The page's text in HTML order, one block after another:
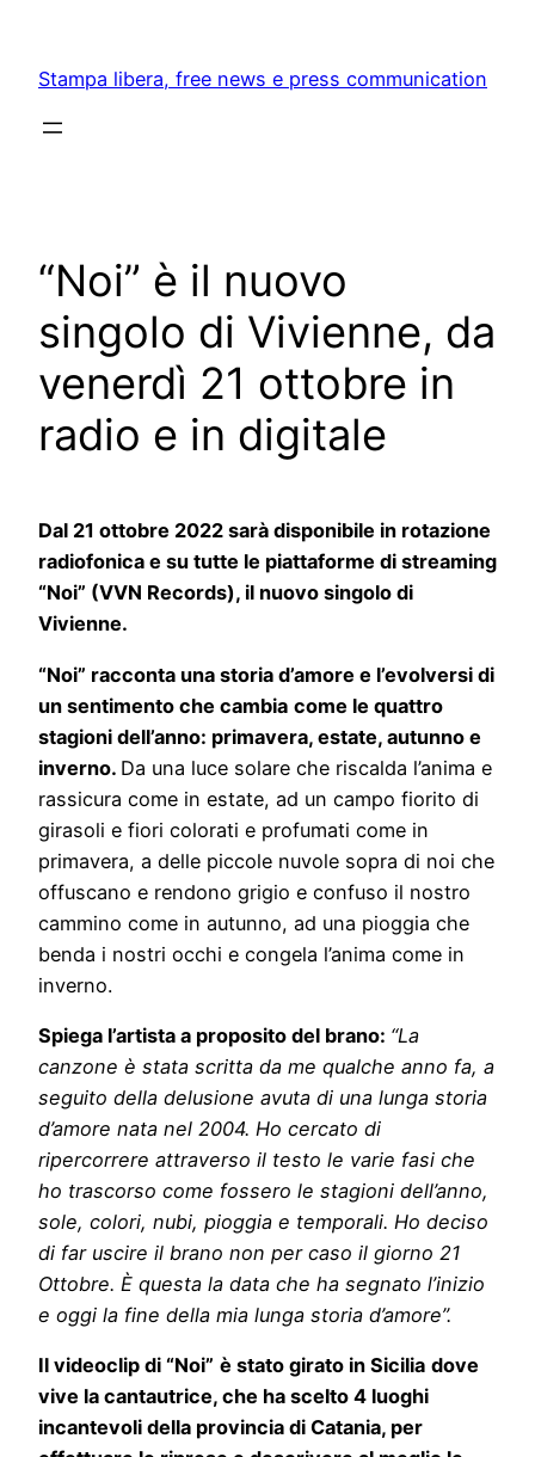
content
Stampa libera, free news e press communication
“Noi” è il nuovo
singolo di Vivienne, da
venerdì 21 ottobre in
radio e in digitale
Dal 21 ottobre 2022 sarà disponibile in rotazione
radiofonica e su tutte le piattaforme di streaming
“Noi” (VVN Records), il nuovo singolo di
Vivienne.
“Noi” racconta una storia d’amore e l’evolversi di
un sentimento che cambia come le quattro
stagioni dell’anno: primavera, estate, autunno e
inverno. Da una luce solare che riscalda l’anima e
rassicura come in estate, ad un campo fiorito di
girasoli e fiori colorati e profumati come in
primavera, a delle piccole nuvole sopra di noi che
offuscano e rendono grigio e confuso il nostro
cammino come in autunno, ad una pioggia che
benda i nostri occhi e congela l’anima come in
inverno.
Spiega l’artista a proposito del brano: “La
canzone è stata scritta da me qualche anno fa, a
seguito della delusione avuta di una lunga storia
d’amore nata nel 2004. Ho cercato di
ripercorrere attraverso il testo le varie fasi che
ho trascorso come fossero le stagioni dell’anno,
sole, colori, nubi, pioggia e temporali. Ho deciso
di far uscire il brano non per caso il giorno 21
Ottobre. È questa la data che ha segnato l’inizio
e oggi la fine della mia lunga storia d’amore”.
Il videoclip di “Noi” è stato girato in Sicilia dove
vive la cantautrice, che ha scelto 4 luoghi
incantevoli della provincia di Catania, per